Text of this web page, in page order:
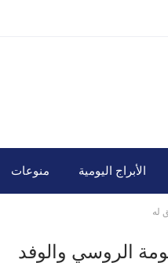
الأبراج اليومية منوعات
له
الروسي والوفد